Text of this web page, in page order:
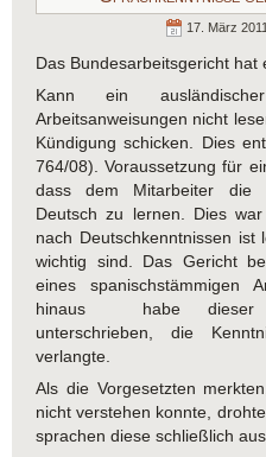
17. März
Das Bundesarbeitsgericht hat
Kann ein
Arbeitsanweisungen nicht
Kündigung schicken. Dies
764/08). Voraussetzung für
dass dem Mitarbeiter die
Deutsch zu lernen. Dies
nach Deutschkenntnissen
wichtig sind. Das Gericht
eines
hinaus habe dieser
unterschrieben, die
verlangte.
Als die Vorgesetzten
nicht verstehen konnte,
sprachen diese schließlich aus.